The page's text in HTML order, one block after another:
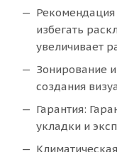
избегать
увеличивает
Зонирование
создания
Гарантия:
укладки и